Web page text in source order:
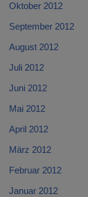
Oktober 2012
September 2012
August 2012
Juli 2012
Juni 2012
Mai 2012
April 2012
März 2012
Februar 2012
Januar 2012